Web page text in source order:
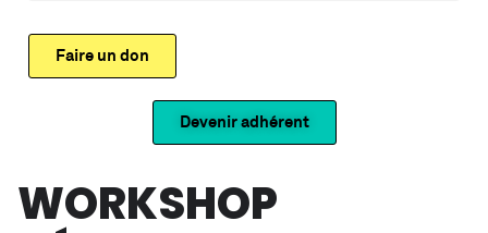
Faire un don
Devenir adhérent
WORKSHOP